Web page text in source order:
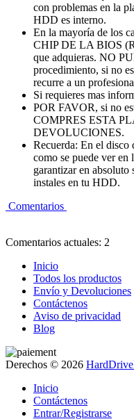
con problemas en la
HDD es interno.
En la mayoría de los
CHIP DE LA BIOS
que adquieras. NO
procedimiento, si no
recurre a un
Si requieres mas
POR FAVOR, si no
COMPRES ESTA
DEVOLUCIONES.
Recuerda: En el disco
como se puede ver en
garantizar en
instales en tu HDD.
Comentarios
Comentarios actuales: 2
Inicio
Todos los productos
Envío y Devoluciones
Contáctenos
Aviso de privacidad
Blog
Derechos © 2026
Inicio
Contáctenos
Entrar/Registrarse